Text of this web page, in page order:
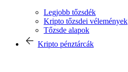
Legjobb tőzsdék
Kripto tőzsdei vélemények
Tőzsde alapok
Kripto pénztárcák